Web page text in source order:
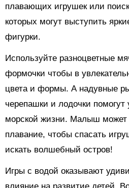
плавающих игрушек или
которых могут выступить
фигурки.
Используйте разноцветные
формочки чтобы в
цвета и формы. А надувные
черепашки и лодочки
морской жизни. Малыш может
плавание, чтобы спасать
искать волшебный остров!
Игры с водой оказывают